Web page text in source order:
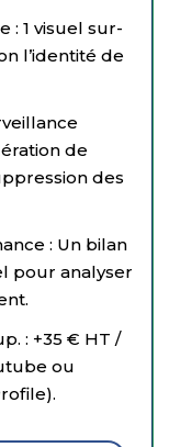
: 1 visuel sur-
l’identité de
de
des
: Un bilan
pour analyser
: +35 € HT /
ou